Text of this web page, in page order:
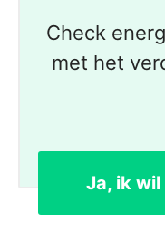
Check
met het
Ja, ik wil